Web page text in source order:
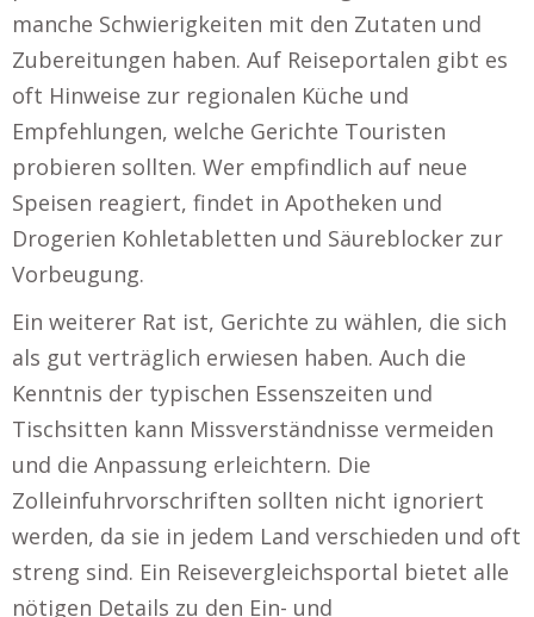
manche Schwierigkeiten mit den Zutaten und
Zubereitungen haben. Auf Reiseportalen gibt es
oft Hinweise zur regionalen Küche und
Empfehlungen, welche Gerichte Touristen
probieren sollten. Wer empfindlich auf neue
Speisen reagiert, findet in Apotheken und
Drogerien Kohletabletten und Säureblocker zur
Vorbeugung.
Ein weiterer Rat ist, Gerichte zu wählen, die sich
als gut verträglich erwiesen haben. Auch die
Kenntnis der typischen Essenszeiten und
Tischsitten kann Missverständnisse vermeiden
und die Anpassung erleichtern. Die
Zolleinfuhrvorschriften sollten nicht ignoriert
werden, da sie in jedem Land verschieden und oft
streng sind. Ein Reisevergleichsportal bietet alle
nötigen Details zu den Ein- und